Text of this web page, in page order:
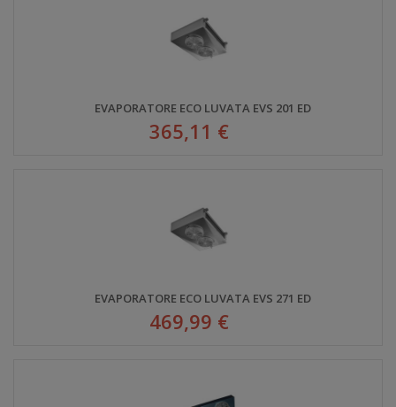
EVAPORATORE ECO LUVATA EVS 201 ED
365,11 €
EVAPORATORE ECO LUVATA EVS 271 ED
469,99 €